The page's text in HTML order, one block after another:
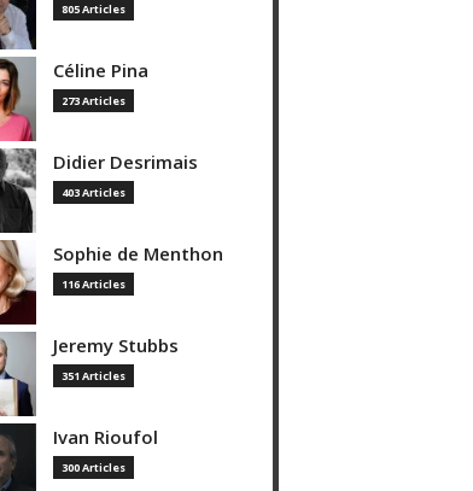
805 Articles
Céline Pina
273 Articles
Didier Desrimais
403 Articles
Sophie de Menthon
116 Articles
Jeremy Stubbs
351 Articles
Ivan Rioufol
300 Articles